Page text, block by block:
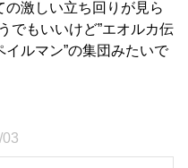
の激しい立ち回りが見ら
でもいいけど”エオルカ伝
イルマン”の集団みたいで